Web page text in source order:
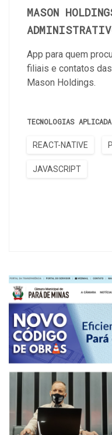
MASON
App para quem
filiais e contatos
Mason Holdings.
TECNOLOGIAS
REACT-NATIVE
JAVASCRIPT